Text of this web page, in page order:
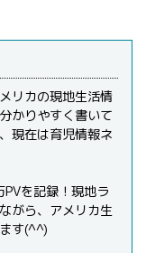
リカの現地生活情
かりやすく書いて
現在は育児情報ネ
を記録！現地ラ
がら、アメリカ生
す(^^)